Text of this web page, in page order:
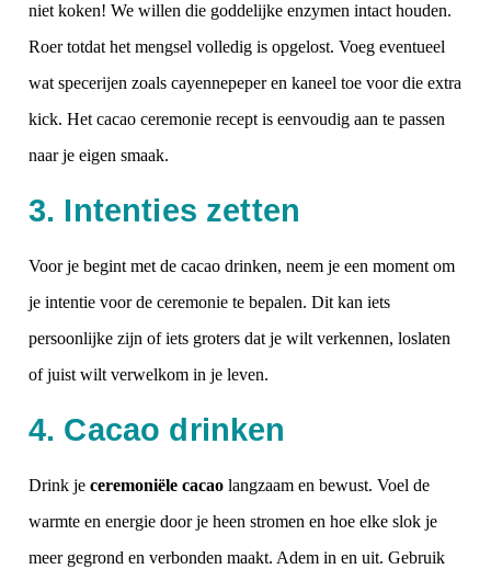
niet koken! We willen die goddelijke enzymen intact houden.
Roer totdat het mengsel volledig is opgelost. Voeg eventueel
wat specerijen zoals cayennepeper en kaneel toe voor die extra
kick. Het cacao ceremonie recept is eenvoudig aan te passen
naar je eigen smaak.
3. Intenties zetten
Voor je begint met de cacao drinken, neem je een moment om
je intentie voor de ceremonie te bepalen. Dit kan iets
persoonlijke zijn of iets groters dat je wilt verkennen, loslaten
of juist wilt verwelkom in je leven.
4. Cacao drinken
Drink je ceremoniële cacao langzaam en bewust. Voel de
warmte en energie door je heen stromen en hoe elke slok je
meer gegrond en verbonden maakt. Adem in en uit. Gebruik